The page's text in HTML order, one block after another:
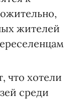
жителей
что хотели
среди